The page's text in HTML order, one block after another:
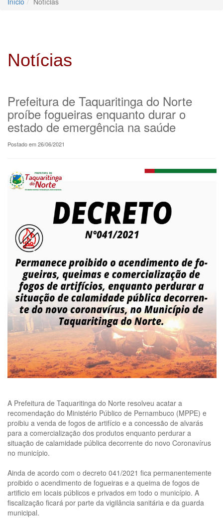
Notícias
Prefeitura de Taquaritinga do Norte
proíbe fogueiras enquanto durar o
estado de emergência na saúde
Postado em 26/06/2021
A Prefeitura de Taquaritinga do Norte resolveu acatar a
recomendação do Ministério Público de Pernambuco (MPPE) e
proibiu a venda de fogos de artifício e a concessão de alvarás
para a comercialização dos produtos enquanto perdurar a
situação de calamidade pública decorrente do novo Coronavírus
no município.
Ainda de acordo com o decreto 041/2021 fica permanentemente
proibido o acendimento de fogueiras e a queima de fogos de
artificio em locais públicos e privados em todo o município. A
fiscalização ficará por parte da vigilância sanitária e da guarda
municipal.